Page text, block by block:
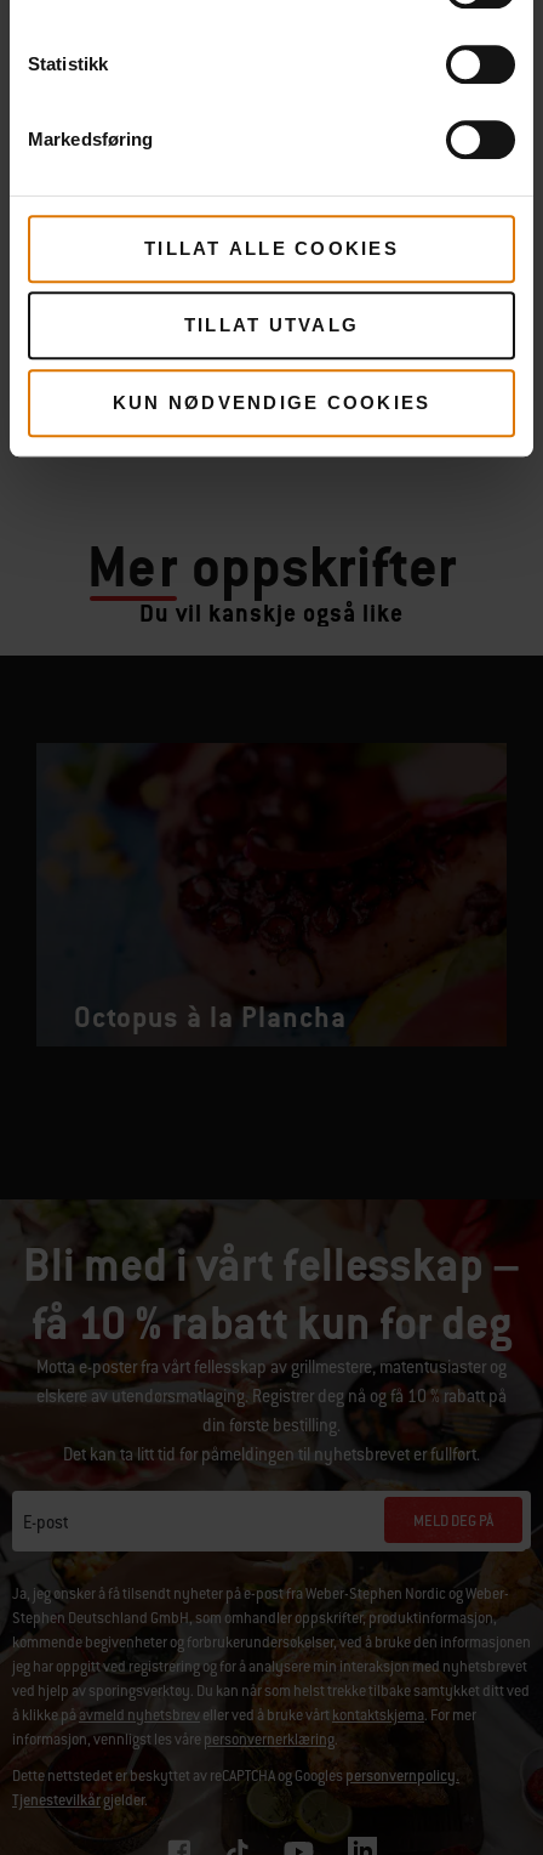
Statistikk
Markedsføring
TILLAT ALLE COOKIES
TILLAT UTVALG
KUN NØDVENDIGE COOKIES
Mer oppskrifter
Du vil kanskje også like
Octopus à la Plancha
Bli med i vårt fellesskap –
få 10 % rabatt kun for deg
Motta e-poster fra vårt fellesskap av grillmestere, matentusiaster og
elskere av utendørsmatlaging. Registrer deg nå og få 10 % rabatt på
din første bestilling.
Det kan ta litt tid før påmeldingen til nyhetsbrevet er fullført.
E-post MELD DEG PÅ
Ja, jeg ønsker å få tilsendt nyheter på e-post fra Weber-Stephen Nordic og Weber-
Stephen Deutschland GmbH, som omhandler oppskrifter, produktinformasjon,
kommende begivenheter og forbrukerundersøkelser, ved å bruke den informasjonen
jeg har oppgitt ved registrering og for å analysere min interaksjon med nyhetsbrevet
ved hjelp av sporingsverktøy. Du kan når som helst trekke tilbake samtykket ditt ved
å klikke påavmeld nyhetsbreveller ved å bruke vårtkontaktskjema. For mer
informasjon, vennligst les vårepersonvernerklæring.
Dette nettstedet er beskyttet av reCAPTCHA og Googlespersonvernpolicy.
Tjenestevilkårgjelder.